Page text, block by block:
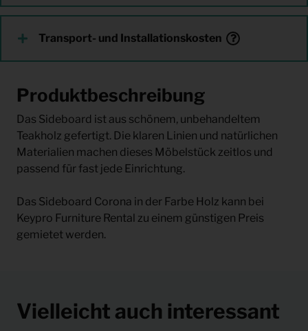
Transport- und Installationskosten
Produktbeschreibung
Das Sideboard ist aus schönem, unbehandeltem
Teakholz gefertigt. Die klaren Linien und natürlichen
Materialien machen dieses Möbelstück zeitlos und
passend für fast jede Einrichtung.
Das Sideboard Corona in der Farbe Holz kann bei
Keypro Furniture Rental zu einem günstigen Preis
gemietet werden.
Vielleicht auch interessant